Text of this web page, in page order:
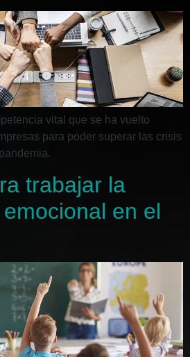
vital que se ha vuelto
para poder superar las crisis
trabajar la
en el